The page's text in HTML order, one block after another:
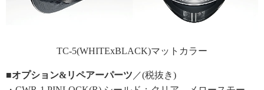
TC-5(WHITExBLACK)マットカラー
■オプション&リペアーパーツ ／(税抜き)